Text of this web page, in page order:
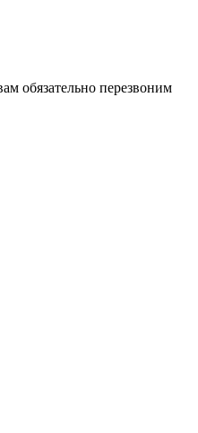
обязательно перезвоним